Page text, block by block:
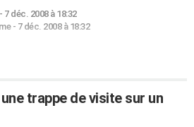
7 déc. 2008 à 18:32
- 7 déc. 2008 à 18:32
trappe de visite sur un